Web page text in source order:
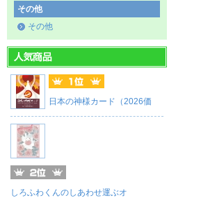
その他
その他
日本の神様カード（2026価
しろふわくんのしあわせ運ぶオ